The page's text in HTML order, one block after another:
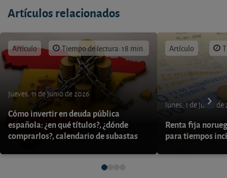
Artículos relacionados
Artículo Tiempo de lectura: 18 min.
jueves, 11 de junio de 2026
Cómo invertir en deuda pública
española: ¿en qué títulos?, ¿dónde
comprarlos?, calendario de subastas
Artículo
lunes, 1 de junio de
Renta fija
para tiempos